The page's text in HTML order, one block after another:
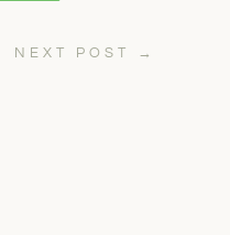
NEXT POST →